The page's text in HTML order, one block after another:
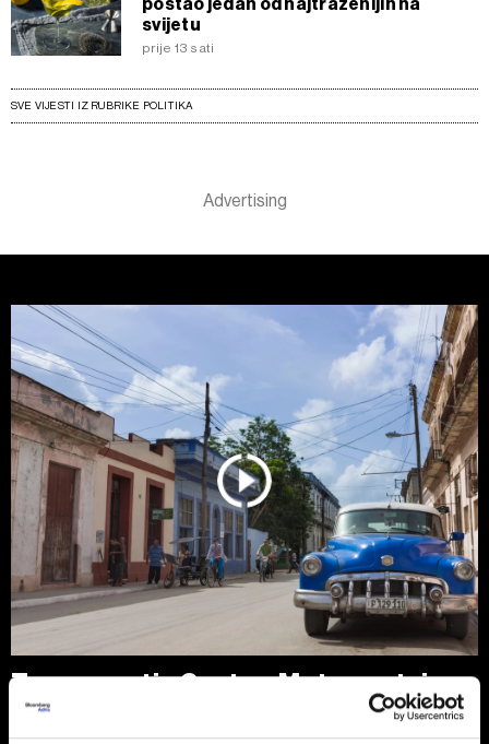
svijetu
prije 13 sati
SVE VIJESTI IZ RUBRIKE POLITIKA
Trump protiv Castra: Meta postaje
milijardersko turističko carstvo